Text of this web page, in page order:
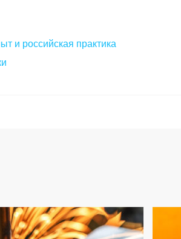
и российская практика